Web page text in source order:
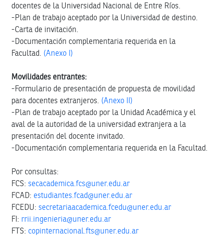
docentes de la Universidad Nacional de Entre Ríos.
-Plan de trabajo aceptado por la Universidad de destino.
-Carta de invitación.
-Documentación complementaria requerida en la
Facultad. (Anexo I)
Movilidades entrantes:
-Formulario de presentación de propuesta de movilidad
para docentes extranjeros. (Anexo II)
-Plan de trabajo aceptado por la Unidad Académica y el
aval de la autoridad de la universidad extranjera a la
presentación del docente invitado.
-Documentación complementaria requerida en la Facultad.
Por consultas:
FCS:secacademica.fcs@uner.edu.ar
FCAD: estudiantes.fcad@uner.edu.ar
FCEDU:secretariaacademica.fcedu@uner.edu.ar
FI: rrii.ingenieria@uner.edu.ar
FTS: copinternacional.fts@uner.edu.ar